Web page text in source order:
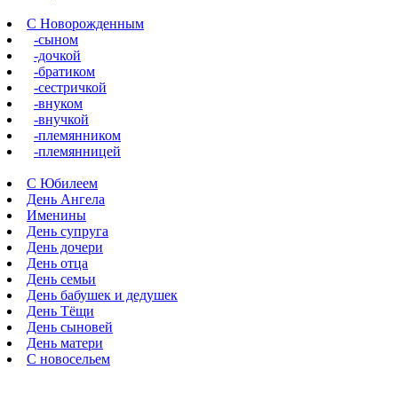
С Новорожденным
-сыном
-дочкой
-братиком
-сестричкой
-внуком
-внучкой
-племянником
-племянницей
С Юбилеем
День Ангела
Именины
День супруга
День дочери
День отца
День семьи
День бабушек и дедушек
День Тёщи
День сыновей
День матери
С новосельем